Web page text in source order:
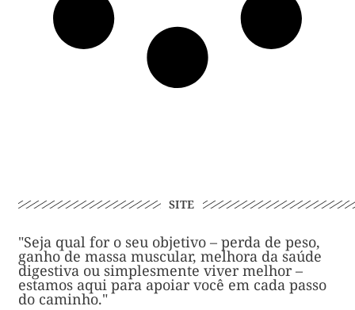
SITE
"Seja qual for o seu objetivo – perda de peso,
ganho de massa muscular, melhora da saúde
digestiva ou simplesmente viver melhor –
estamos aqui para apoiar você em cada passo
do caminho."